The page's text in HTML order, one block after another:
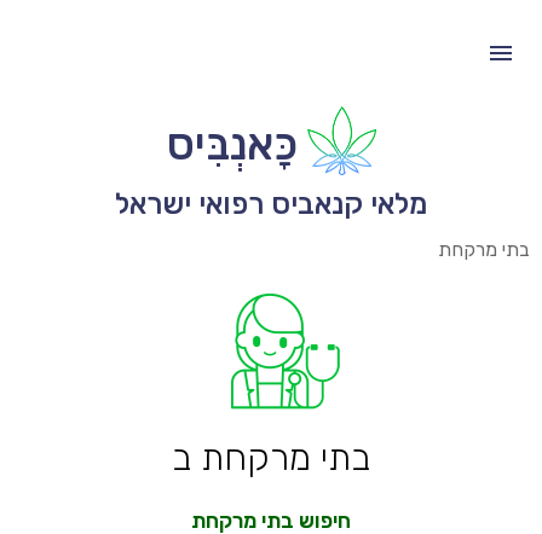
כָּאנְבִּיס
מלאי קנאביס רפואי ישראל
בתי מרקחת
בתי מרקחת ב
חיפוש בתי מרקחת